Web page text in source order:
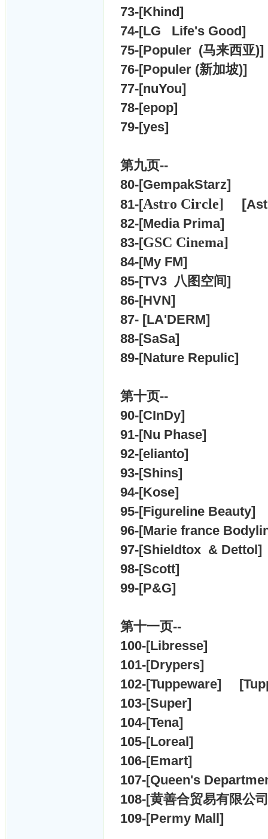
73-[Khind]
74-[LG Life's Good]
75-[Populer (马来西亚)]
76-[Populer (新加坡)]
77-[nuYou]
78-[epop]
79-[yes]
第九页--
80-[GempakStarz]
81-[Astro Circle] [
82-[Media Prima]
83-[GSC Cinema]
84-[My FM]
85-[TV3 八图空间]
86-[HVN]
87- [LA'DERM]
88-[SaSa]
89-[Nature Repulic]
第十页--
90-[CInDy]
91-[Nu Phase]
92-[elianto]
93-[Shins]
94-[Kose]
95-[Figureline Beauty]
96-[Marie france
97-[Shieldtox & Dettol]
98-[Scott]
99-[P&G]
第十一页--
100-[Libresse]
101-[Drypers]
102-[Tuppeware] [
103-[Super]
104-[Tena]
105-[Loreal]
106-[Emart]
107-[Queen's
108-[黄善合贸易有限公
109-[Permy Mall]